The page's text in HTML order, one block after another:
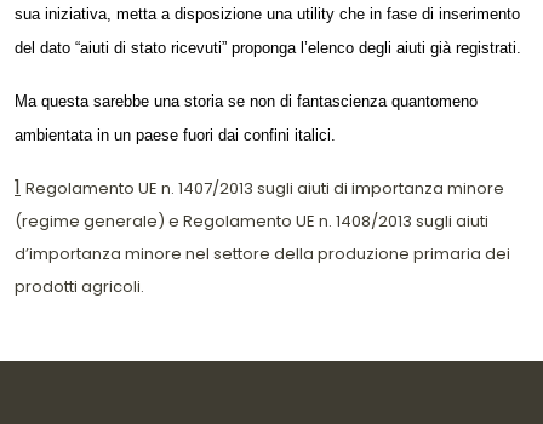
sua iniziativa, metta a disposizione una utility che in fase di inserimento
del dato “aiuti di stato ricevuti” proponga l’elenco degli aiuti già registrati.
Ma questa sarebbe una storia se non di fantascienza quantomeno
ambientata in un paese fuori dai confini italici.
1 Regolamento UE n. 1407/2013 sugli aiuti di importanza minore
(regime generale) e Regolamento UE n. 1408/2013 sugli aiuti
d’importanza minore nel settore della produzione primaria dei
prodotti agricoli.